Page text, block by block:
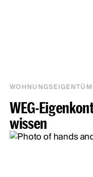
WEG-
wissen